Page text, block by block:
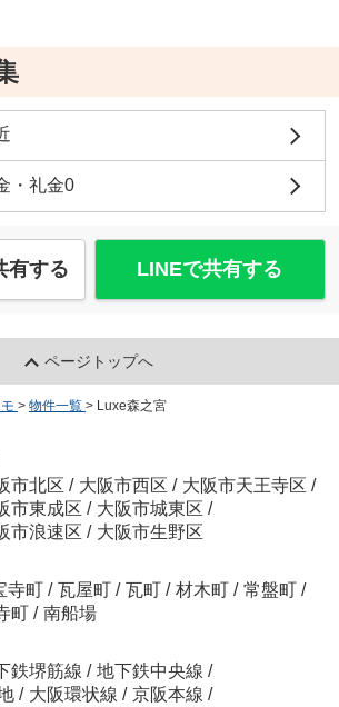
・礼金0
有する LINEで共有する
ページトップへ
> 物件一覧 > Luxe森之宮
市北区 / 大阪市西区 / 大阪市天王寺区 /
市東成区 / 大阪市城東区 /
市浪速区 / 大阪市生野区
寺町 / 瓦屋町 / 瓦町 / 材木町 / 常盤町 /
町 / 南船場
鉄堺筋線 / 地下鉄中央線 /
/ 大阪環状線 / 京阪本線 /